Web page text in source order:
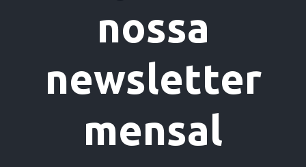
nossa
newsletter
mensal